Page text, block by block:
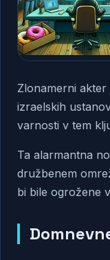
Zlonamerni
izraelskih
varnosti v tem
Ta alarmantna
družbenem
bi bile ogrožene